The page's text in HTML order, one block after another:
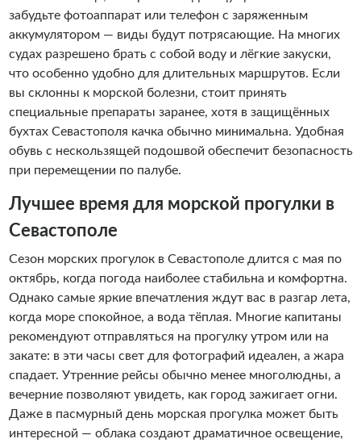
забудьте фотоаппарат или телефон с заряженным
аккумулятором — виды будут потрясающие. На многих
судах разрешено брать с собой воду и лёгкие закуски,
что особенно удобно для длительных маршрутов. Если
вы склонны к морской болезни, стоит принять
специальные препараты заранее, хотя в защищённых
бухтах Севастополя качка обычно минимальна. Удобная
обувь с нескользящей подошвой обеспечит безопасность
при перемещении по палубе.
Лучшее время для морской прогулки в
Севастополе
Сезон морских прогулок в Севастополе длится с мая по
октябрь, когда погода наиболее стабильна и комфортна.
Однако самые яркие впечатления ждут вас в разгар лета,
когда море спокойное, а вода тёплая. Многие капитаны
рекомендуют отправляться на прогулку утром или на
закате: в эти часы свет для фотографий идеален, а жара
спадает. Утренние рейсы обычно менее многолюдны, а
вечерние позволяют увидеть, как город зажигает огни.
Даже в пасмурный день морская прогулка может быть
интересной — облака создают драматичное освещение,